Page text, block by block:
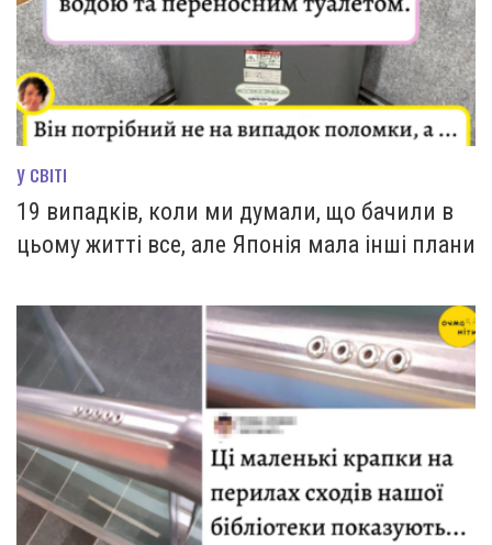
У СВІТІ
19 випадків, коли ми думали, що бачили в
цьому житті все, але Японія мала інші плани